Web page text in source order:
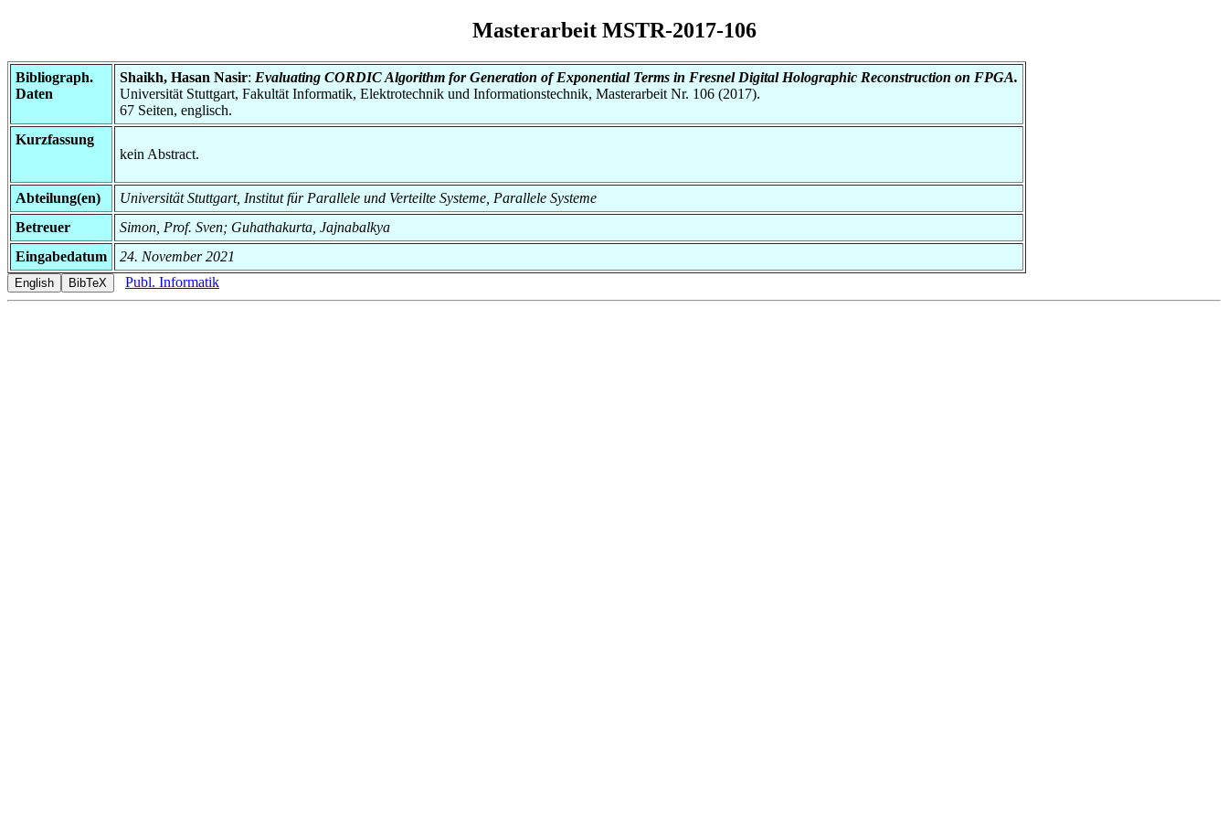
Masterarbeit MSTR-2017-106
Bibliograph.
Daten
Shaikh, Hasan Nasir: Evaluating CORDIC Algorithm for Generation of Exponential Terms in Fresnel Digital Holographic Reconstruction on FPGA.
Universität Stuttgart, Fakultät Informatik, Elektrotechnik und Informationstechnik, Masterarbeit Nr. 106 (2017).
67 Seiten, englisch.
Kurzfassung
kein Abstract.
Abteilung(en)
Universität Stuttgart, Institut für Parallele und Verteilte Systeme, Parallele Systeme
Betreuer
Simon, Prof. Sven; Guhathakurta, Jajnabalkya
Eingabedatum
24. November 2021
Publ. Informatik